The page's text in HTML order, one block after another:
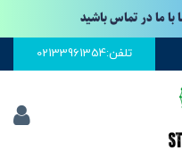
با ما در تماس باشید
تلفن:02133961354